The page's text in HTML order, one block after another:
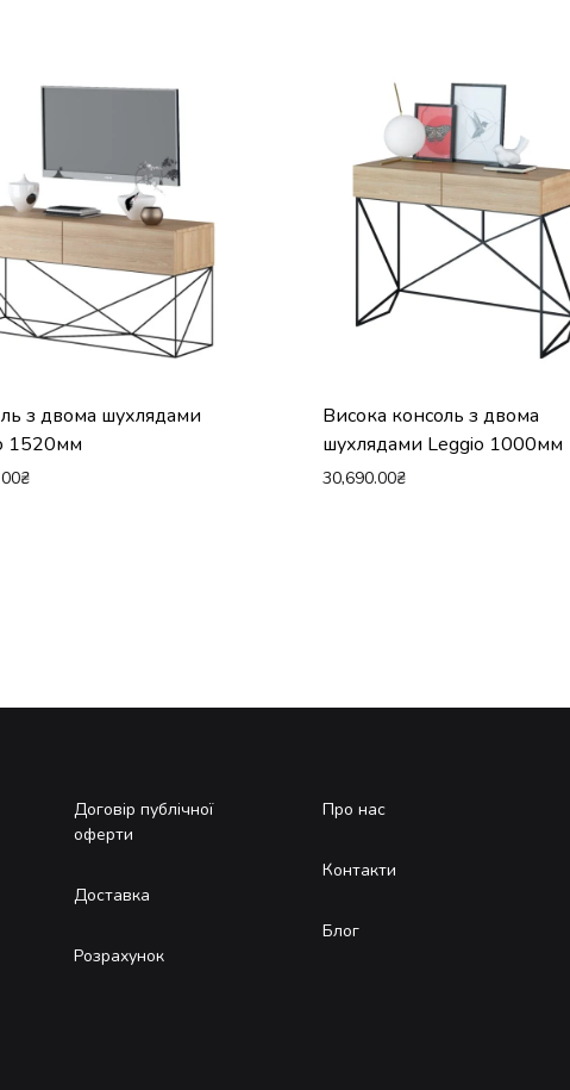
з двома шухлядами
1520мм
₴
Висока консоль з двома
шухлядами Leggio 1000мм
30,690.00₴
Договір публічної
оферти
Доставка
Розрахунок
Про нас
Контакти
Блог